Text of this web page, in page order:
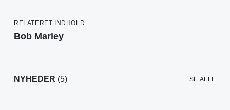
RELATERET INDHOLD
Bob Marley
NYHEDER (5) SE ALLE